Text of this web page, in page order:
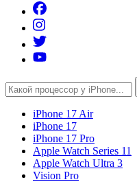
iPhone 17 Air
iPhone 17
iPhone 17 Pro
Apple Watch Series 11
Apple Watch Ultra 3
Vision Pro